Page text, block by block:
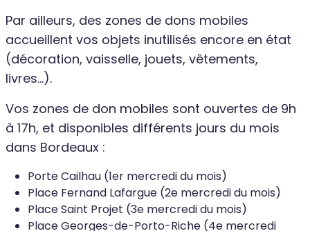
Par ailleurs, des zones de dons mobiles
accueillent vos objets inutilisés encore en état
(décoration, vaisselle, jouets, vêtements,
livres...).
Vos zones de don mobiles sont ouvertes de 9h
à 17h, et disponibles différents jours du mois
dans Bordeaux :
Porte Cailhau (1er mercredi du mois)
Place Fernand Lafargue (2e mercredi du mois)
Place Saint Projet (3e mercredi du mois)
Place Georges-de-Porto-Riche (4e mercredi